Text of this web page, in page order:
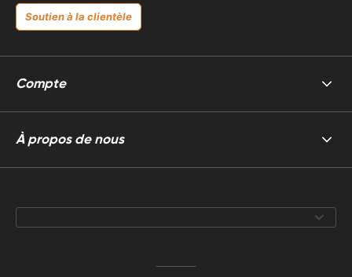
Soutien à la clientèle
Compte
À propos de nous